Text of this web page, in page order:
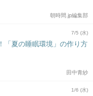
朝時間.jp編集部
7/5 (水)
「夏の睡眠環境」の作り方
田中青紗
1/6 (水)